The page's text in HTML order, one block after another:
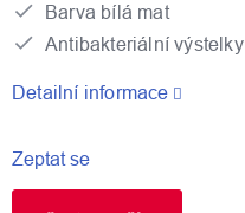
Barva bílá mat
Antibakteriální výstelky
Detailní informace
Zeptat se